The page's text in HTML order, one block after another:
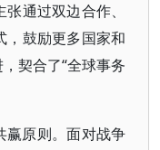
通过双边合作、
，鼓励更多国家和
契合了“全球事务
赢原则。面对战争